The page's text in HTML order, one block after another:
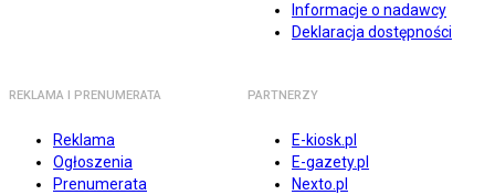
Informacje o nadawcy
Deklaracja dostępności
REKLAMA I PRENUMERATA
Reklama
Ogłoszenia
Prenumerata
PARTNERZY
E-kiosk.pl
E-gazety.pl
Nexto.pl